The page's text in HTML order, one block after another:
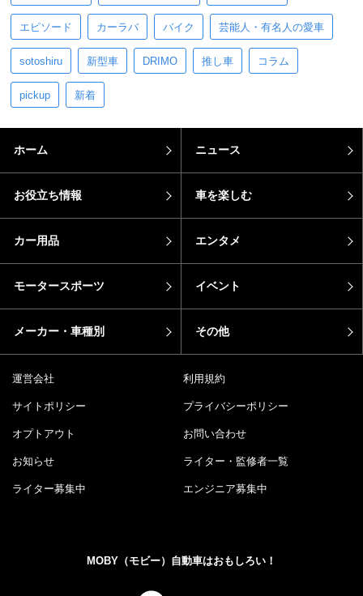
エピソード カーラバ バイク 芸能人・有名人の愛車
sotoshiru 新型車 DRIMO 推し車 コラム
pickup 新着
ホーム ニュース
お役立ち情報 車を楽しむ
カー用品 エンタメ
モータースポーツ イベント
メーカー・車種別 その他
運営会社 利用規約
サイトポリシー プライバシーポリシー
オプトアウト お問い合わせ
お知らせ ライター・監修者一覧
ライター募集中 エンジニア募集中
MOBY（モビー）自動車はおもしろい！